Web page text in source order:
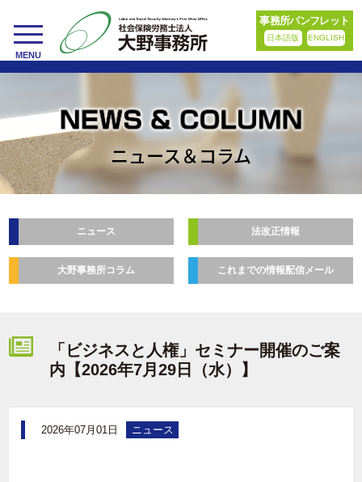
toggle
navigation
MENU
事務所パンフレット
日本語版 ENGLISH
ニュース＆コラム
ニュース 法改正情報
大野事務所コラム これまでの情報配信メール
「ビジネスと人権」セミナー開催のご案
内【2026年7月29日（水）】
2026年07月01日 ニュース